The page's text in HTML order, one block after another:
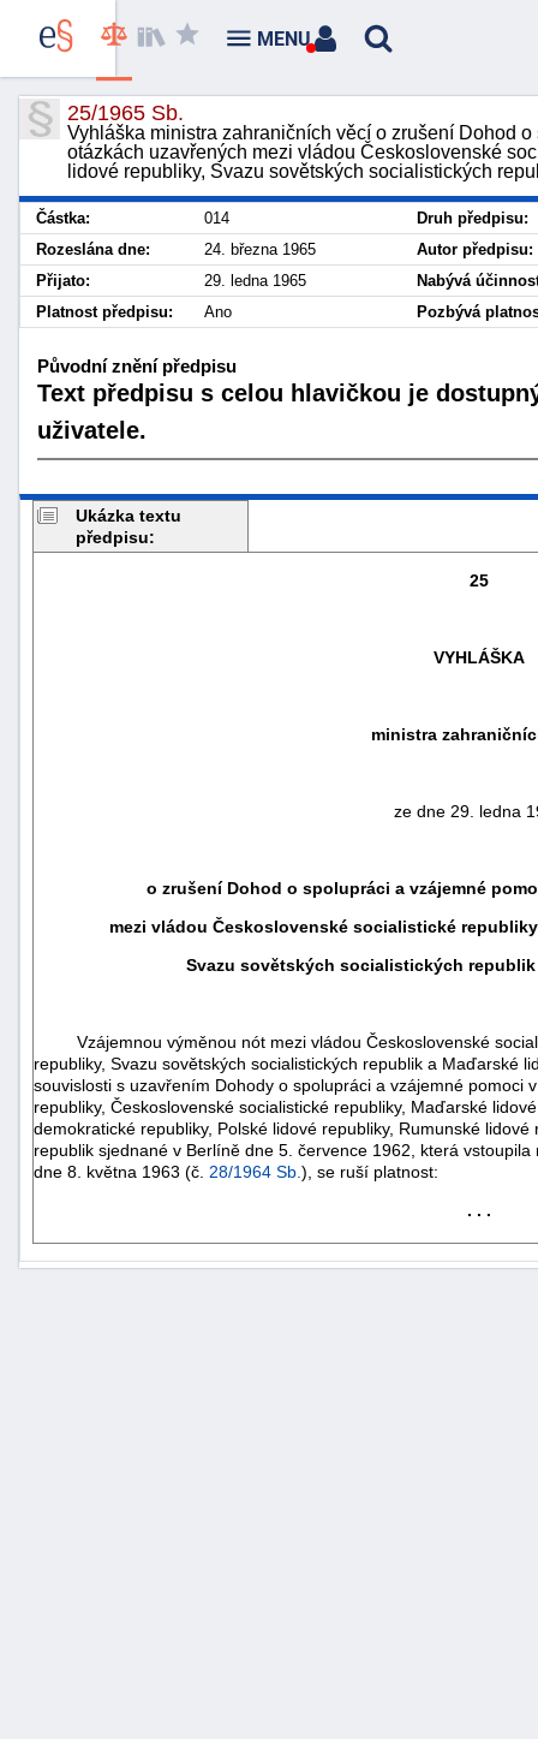
25/1965 Sb.
Vyhláška ministra zahraničních věcí o zrušení Dohod
otázkách uzavřených mezi vládou Československé
lidové republiky, Svazu sovětských socialistických
Částka: 014
Druh předpisu:
Rozeslána dne:
24. března 1965
Autor předpisu:
Přijato:
29. ledna 1965
Nabývá
Platnost předpisu:
Ano Pozbývá
Původní znění předpisu
Text předpisu s celou hlavičkou je
uživatele.
Ukázka textu
předpisu:
25
VYHLÁŠKA
ministra
ze dne 29. ledna
o zrušení Dohod o spolupráci a vzájemné
mezi vládou Československé socialistické
Svazu sovětských socialistických
Vzájemnou výměnou nót mezi vládou Československé
republiky, Svazu sovětských socialistických republik a Maďarské
souvislosti s uzavřením Dohody o spolupráci a vzájemné pomoci
republiky, Československé socialistické republiky, Maďarské
demokratické republiky, Polské lidové republiky, Rumunské
republik sjednané v Berlíně dne 5. července 1962, která
dne 8. května 1963 (č. 28/1964 Sb. ), se ruší platnost:
. . .
MENU
náhrady